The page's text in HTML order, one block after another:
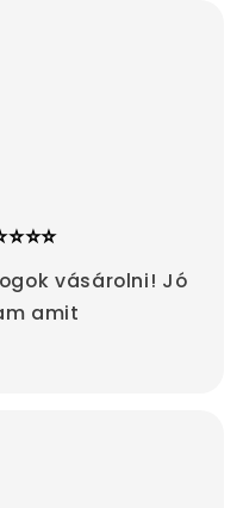
vásárolni! Jó
amit